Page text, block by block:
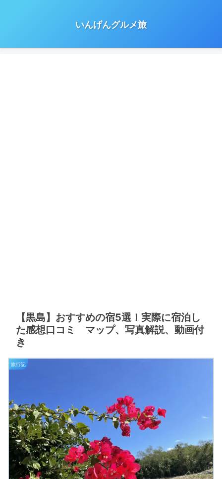
いんげんグルメ旅
【黒島】おすすめの宿5選！実際に宿泊し
た感想口コミ マップ、写真解説、動画付
き
旅行記